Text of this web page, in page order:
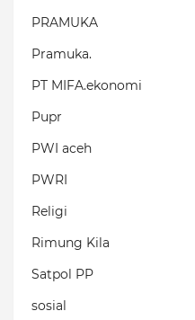
PRAMUKA
Pramuka.
PT MIFA.ekonomi
Pupr
PWI aceh
PWRI
Religi
Rimung Kila
Satpol PP
sosial